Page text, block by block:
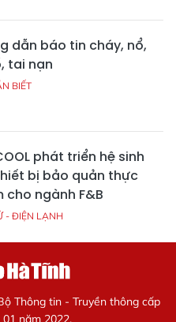
dẫn báo tin cháy, nổ,
tai nạn
BIẾT
phát triển hệ sinh
bị bảo quản thực
cho ngành F&B
- ĐIỆN LẠNH
Thông tin - Truyền thông cấp
năm 2022.